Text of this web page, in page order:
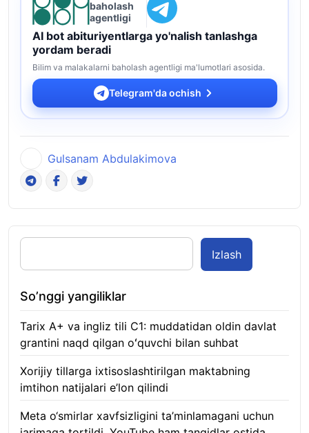
baholash
agentligi
AI bot abituriyentlarga yo'nalish tanlashga
yordam beradi
Bilim va malakalarni baholash agentligi ma'lumotlari asosida.
Telegram'da ochish
Gulsanam Abdulakimova
Izlash
So’nggi yangiliklar
Tarix A+ va ingliz tili C1: muddatidan oldin davlat
grantini naqd qilgan oʻquvchi bilan suhbat
Xorijiy tillarga ixtisoslashtirilgan maktabning
imtihon natijalari e’lon qilindi
Meta o‘smirlar xavfsizligini ta’minlamagani uchun